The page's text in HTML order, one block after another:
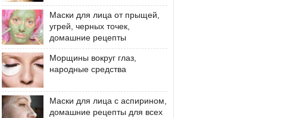
Маски для лица от прыщей,
угрей, черных точек,
домашние рецепты
Морщины вокруг глаз,
народные средства
Маски для лица с аспирином,
домашние рецепты для всех